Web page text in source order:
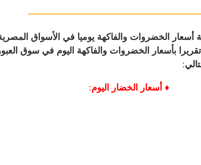
أسعار الخضروات والفاكهة يوميا في الأسواق
♦ أسعار الخضار اليوم: